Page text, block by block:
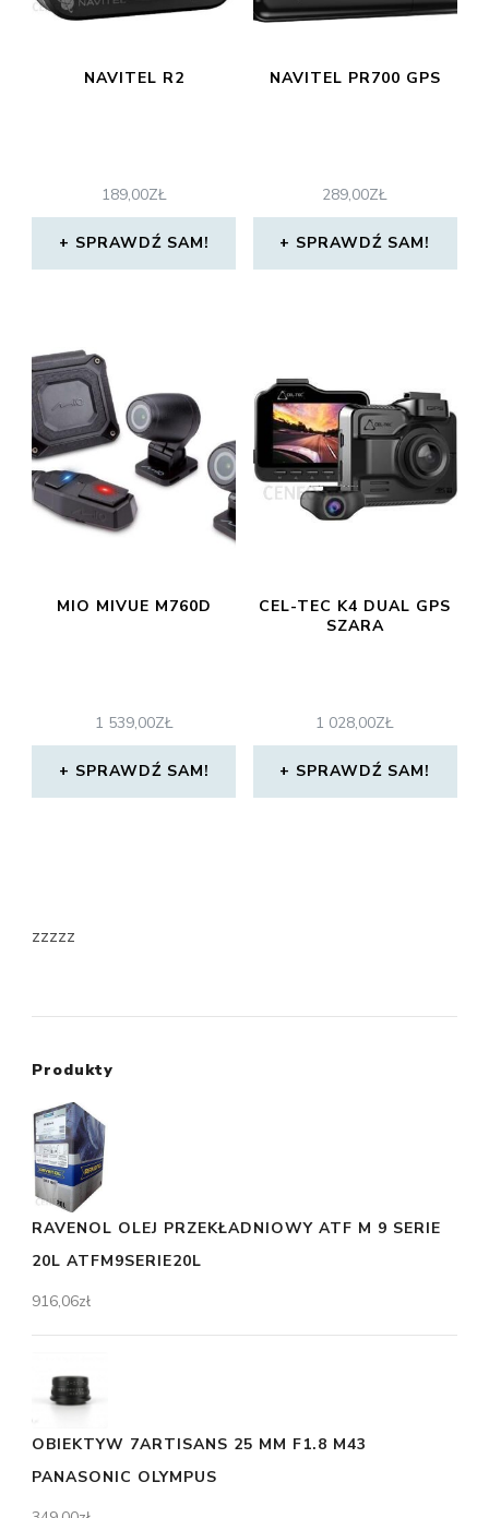
NAVITEL R2
189,00ZŁ
SPRAWDŹ SAM!
NAVITEL PR700 GPS
289,00ZŁ
SPRAWDŹ SAM!
MIO MIVUE M760D
1 539,00ZŁ
SPRAWDŹ SAM!
CEL-TEC K4 DUAL GPS
SZARA
1 028,00ZŁ
SPRAWDŹ SAM!
zzzzz
Produkty
RAVENOL OLEJ PRZEKŁADNIOWY ATF M 9 SERIE
20L ATFM9SERIE20L
916,06zł
OBIEKTYW 7ARTISANS 25 MM F1.8 M43
PANASONIC OLYMPUS